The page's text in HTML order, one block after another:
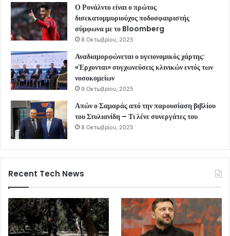
Ο Ρονάλντο είναι ο πρώτος
δισεκατομμυριούχος ποδοσφαιριστής
σύμφωνα με το Bloomberg
8 Οκτωβρίου, 2025
Αναδιαμορφώνεται ο υγειονομικός χάρτης:
«Έρχονται» συγχωνεύσεις κλινικών εντός των
νοσοκομείων
9 Οκτωβρίου, 2025
Απών ο Σαμαράς από την παρουσίαση βιβλίου
του Στυλιανίδη – Τι λένε συνεργάτες του
8 Οκτωβρίου, 2025
Recent Tech News